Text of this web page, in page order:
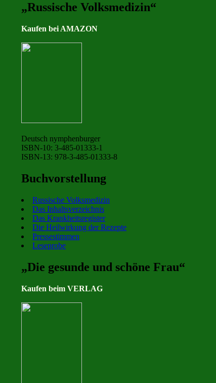
„Russische Volksmedizin“
Kaufen bei AMAZON
Deutsch nymphenburger
ISBN-10: 3-485-01333-1
ISBN-13: 978-3-485-01333-8
Buchvorstellung
Russische Volksmedizin
Das Inhaltsverzeichnis
Das Krankheitsregister
Die Heilwirkung der Rezepte
Pressestimmen
Leseprobe
„Die gesunde und schöne Frau“
Kaufen beim VERLAG